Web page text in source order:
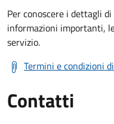
Per conoscere i dettagli
informazioni importanti,
servizio.
Termini e condizioni
Contatti